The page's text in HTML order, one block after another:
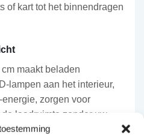
of kart tot het binnendragen
maakt beladen
lampen aan het interieur,
zorgen voor
laadruimte zonder uw
lichtmetalen